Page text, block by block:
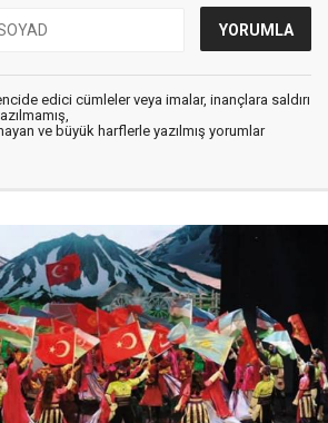
edici cümleler veya imalar, inançlara saldırı
ve büyük harflerle yazılmış yorumlar